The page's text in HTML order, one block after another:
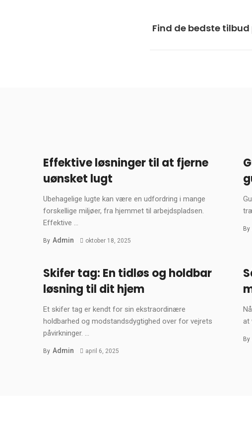
Find de bedste
Effektive løsninger til at fjerne
uønsket lugt
Ubehagelige lugte kan være en udfordring i mange
forskellige miljøer, fra hjemmet til arbejdspladsen.
Effektive ...
By Admin oktober 18, 2025
By
Skifer tag: En tidløs og holdbar
løsning til dit hjem
Et skifer tag er kendt for sin ekstraordinære
holdbarhed og modstandsdygtighed over for vejrets
påvirkninger. ...
By Admin april 6, 2025
at
By